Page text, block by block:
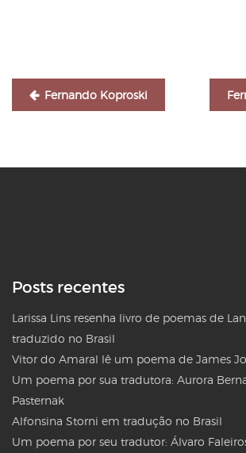
Fernando Koproski
Posts recentes
Larissa Lins resenha livro de poemas de
traduzido no Brasil
Vitor do Amaral lê um poema de James
Um poema por sua tradutora: Aurora
Pasternak
Alfonsina Storni em tradução no Brasil
Um poema por seu tradutor: Álvaro